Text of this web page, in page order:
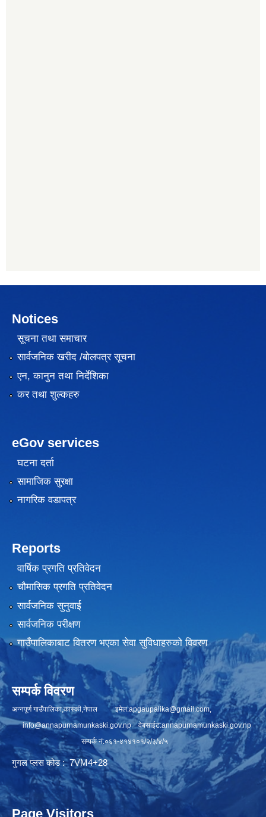
Notices
सूचना तथा समाचार
सार्वजनिक खरीद /बोलपत्र सूचना
एन, कानुन तथा निर्देशिका
कर तथा शुल्कहरु
eGov services
घटना दर्ता
सामाजिक सुरक्षा
नागरिक वडापत्र
Reports
वार्षिक प्रगति प्रतिवेदन
चौमासिक प्रगति प्रतिवेदन
सार्वजनिक सुनुवाई
सार्वजनिक परीक्षण
गाउँपालिकाबाट वितरण भएका सेवा सुविधाहरुको विवरण
सम्पर्क विवरण
अन्नपूर्ण गाउँपालिका,कास्की,नेपाल इमेल:apgaupalika@gmail.com,
info@annapurnamunkaski.gov.npवेबसाईट:annapurnamunkaski.gov.np
सम्पर्क नं:०६१-४१४१०१/२/३/४/५
गुगल प्लस कोड : 7VM4+28
Page Visitors